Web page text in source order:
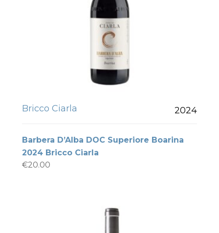
Bricco Ciarla 2024
Barbera D’Alba DOC Superiore Boarina
2024 Bricco Ciarla
€20.00